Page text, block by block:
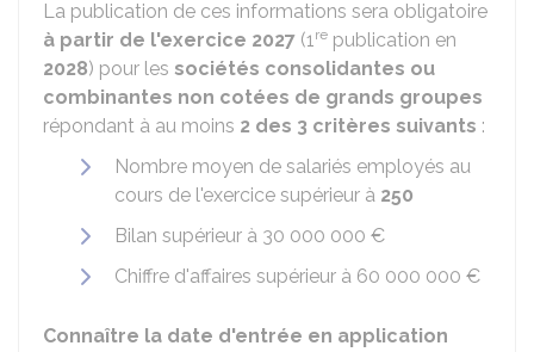
La publication de ces informations sera obligatoire
à partir de l'exercice 2027 (1re publication en
2028) pour les sociétés consolidantes ou
combinantes non cotées de grands groupes
répondant à au moins 2 des 3 critères suivants :
Nombre moyen de salariés employés au
cours de l'exercice supérieur à 250
Bilan supérieur à 30 000 000 €
Chiffre d'affaires supérieur à 60 000 000 €
Connaître la date d'entrée en application